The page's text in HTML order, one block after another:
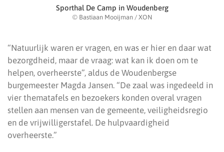
Sporthal De Camp in Woudenberg
© Bastiaan Mooijman / XON
“Natuurlijk waren er vragen, en was er hier en daar wat
bezorgdheid, maar de vraag: wat kan ik doen om te
helpen, overheerste”, aldus de Woudenbergse
burgemeester Magda Jansen. “De zaal was ingedeeld in
vier thematafels en bezoekers konden overal vragen
stellen aan mensen van de gemeente, veiligheidsregio
en de vrijwilligerstafel. De hulpvaardigheid
overheerste.”